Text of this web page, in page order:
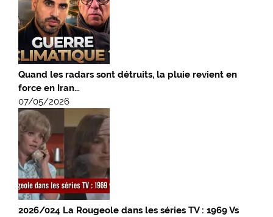
Quand les radars sont détruits, la pluie revient en
force en Iran…
07/05/2026
2026/024 La Rougeole dans les séries TV : 1969 Vs